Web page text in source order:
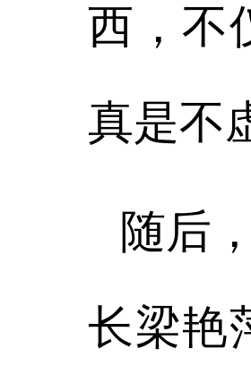
西，不
真是不
随后
长梁艳